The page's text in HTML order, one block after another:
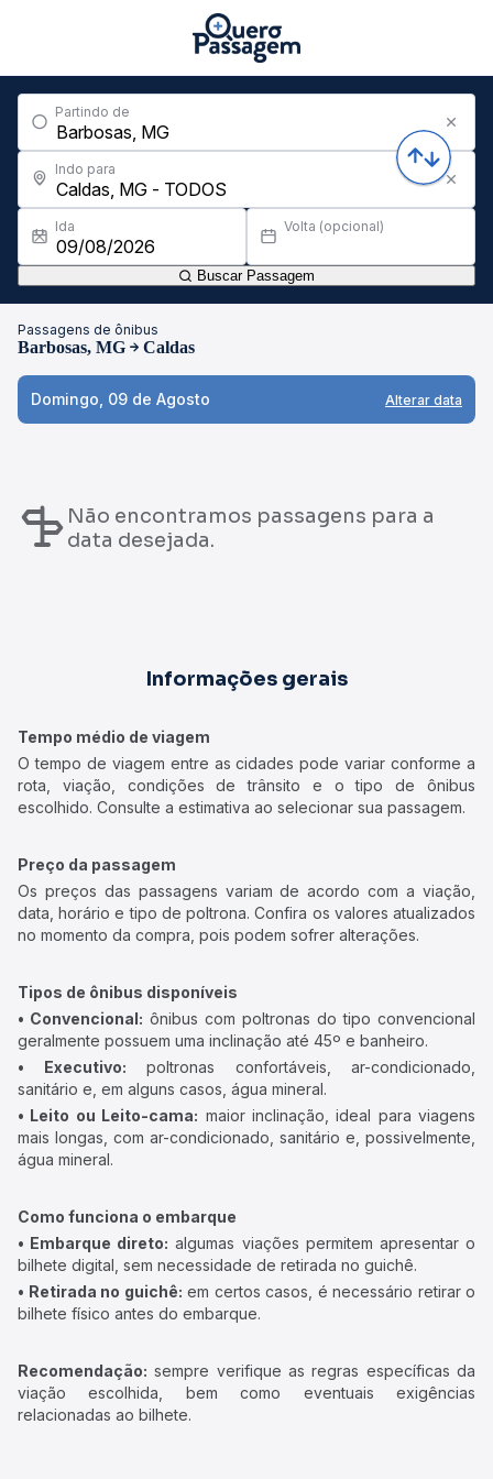
Partindo de
Indo para
Ida Volta (opcional)
Buscar Passagem
Passagens de ônibus
Barbosas, MG Caldas
Domingo, 09 de Agosto Alterar data
Não encontramos passagens para a
data desejada.
Informações gerais
Tempo médio de viagem
O tempo de viagem entre as cidades pode variar conforme a
rota, viação, condições de trânsito e o tipo de ônibus
escolhido. Consulte a estimativa ao selecionar sua passagem.
Preço da passagem
Os preços das passagens variam de acordo com a viação,
data, horário e tipo de poltrona. Confira os valores atualizados
no momento da compra, pois podem sofrer alterações.
Tipos de ônibus disponíveis
• Convencional: ônibus com poltronas do tipo convencional
geralmente possuem uma inclinação até 45º e banheiro.
• Executivo: poltronas confortáveis, ar-condicionado,
sanitário e, em alguns casos, água mineral.
• Leito ou Leito-cama: maior inclinação, ideal para viagens
mais longas, com ar-condicionado, sanitário e, possivelmente,
água mineral.
Como funciona o embarque
• Embarque direto: algumas viações permitem apresentar o
bilhete digital, sem necessidade de retirada no guichê.
• Retirada no guichê: em certos casos, é necessário retirar o
bilhete físico antes do embarque.
Recomendação: sempre verifique as regras específicas da
viação escolhida, bem como eventuais exigências
relacionadas ao bilhete.